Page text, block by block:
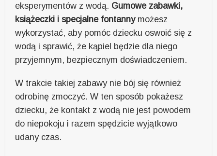
eksperymentów z wodą. Gumowe zabawki,
książeczki i specjalne fontannymożesz
wykorzystać, aby pomóc dziecku oswoić się z
wodą i sprawić, że kąpiel będzie dla niego
przyjemnym, bezpiecznym doświadczeniem.
W trakcie takiej zabawy nie bój się również
odrobinę zmoczyć. W ten sposób pokażesz
dziecku, że kontakt z wodą nie jest powodem
do niepokoju i razem spędzicie wyjątkowo
udany czas.